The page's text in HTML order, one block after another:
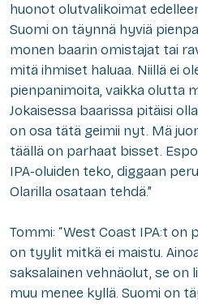
huonot olutvalikoimat
Suomi on täynnä hyviä
monen baarin omistajat tai
mitä ihmiset haluaa. Niillä ei
pienpanimoita, vaikka olutta
Jokaisessa baarissa pitäisi
on osa tätä geimii nyt. Mä
täällä on parhaat bisset.
IPA-oluiden teko, diggaan
Olarilla osataan tehdä.”
Tommi: “West Coast IPA:t on
on tyylit mitkä ei maistu.
saksalainen vehnäolut, se on
muu menee kyllä. Suomi on